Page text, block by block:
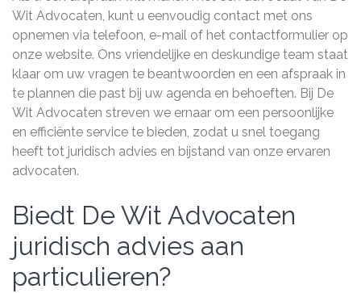
Wit Advocaten, kunt u eenvoudig contact met ons
opnemen via telefoon, e-mail of het contactformulier op
onze website. Ons vriendelijke en deskundige team staat
klaar om uw vragen te beantwoorden en een afspraak in
te plannen die past bij uw agenda en behoeften. Bij De
Wit Advocaten streven we ernaar om een persoonlijke
en efficiënte service te bieden, zodat u snel toegang
heeft tot juridisch advies en bijstand van onze ervaren
advocaten.
Biedt De Wit Advocaten
juridisch advies aan
particulieren?